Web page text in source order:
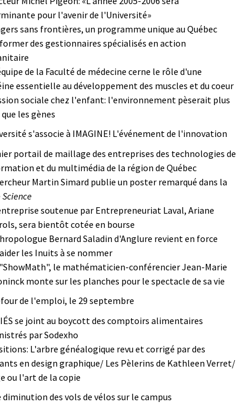
pour l'avenir de l'Université»
sans frontières, un programme unique au Québec
des gestionnaires spécialisés en action
de la Faculté de médecine cerne le rôle d'une
essentielle au développement des muscles et du coeur
sociale chez l'enfant: l'environnement pèserait plus
les gènes
s'associe à IMAGINE! L'événement de l'innovation
portail de maillage des entreprises des technologies de
et du multimédia de la région de Québec
Martin Simard publie un poster remarqué dans la
Science
soutenue par Entrepreneuriat Laval, Ariane
sera bientôt cotée en bourse
Bernard Saladin d'Anglure revient en force
les Inuits à se nommer
le mathématicien-conférencier Jean-Marie
monte sur les planches pour le spectacle de sa vie
de l'emploi, le 29 septembre
se joint au boycott des comptoirs alimentaires
par Sodexho
L'arbre généalogique revu et corrigé par des
en design graphique/ Les Pèlerins de Kathleen Verret/
ou l'art de la copie
diminution des vols de vélos sur le campus